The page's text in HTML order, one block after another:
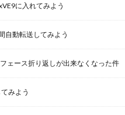
に入れてみよう
自動転送してみよう
ェース折り返しが出来なくなった件
みよう